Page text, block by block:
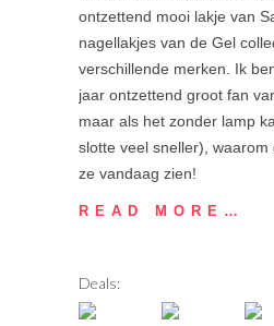
ontzettend mooi lakje van
nagellakjes van de Gel
verschillende merken. Ik
jaar ontzettend groot fan
maar als het zonder lamp
slotte veel sneller), waarom
ze vandaag zien!
READ MORE…
Deals: